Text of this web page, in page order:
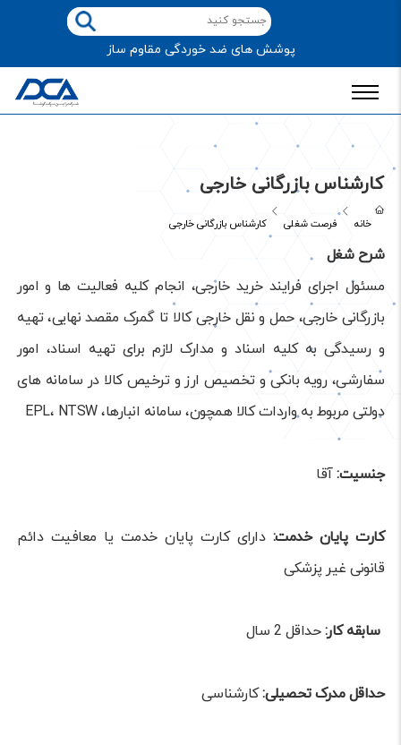
پوشش های ضد خوردگی مقاوم ساز
کارشناس بازرگانی خارجی
خانه فرصت شغلی کارشناس بازرگانی خارجی
شرح شغل
مسئول اجرای فرایند خرید خارجی، انجام کلیه فعالیت ها و امور
بازرگانی خارجی، حمل و نقل خارجی کالا تا گمرک مقصد نهایی، تهیه
و رسیدگی به کلیه اسناد و مدارک لازم برای تهیه اسناد، امور
سفارشی، رویه بانکی و تخصیص ارز و ترخیص کالا در سامانه های
دولتی مربوط به واردات کالا همچون، سامانه انبارها، EPL، NTSW
جنسیت:آقا
کارت پایان خدمت: دارای کارت پایان خدمت یا معافیت دائم
قانونی غیر پزشکی
سابقه کار:حداقل 2 سال
حداقل مدرک تحصیلی:کارشناسی